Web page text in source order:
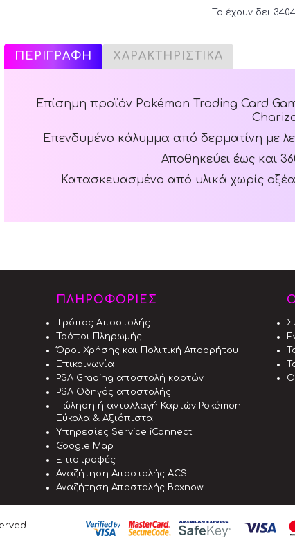
Το έχουν δει
ΠΕΡΙΓΡΑΦΗ ΧΑΡΑΚΤΗΡΙΣΤΙΚΑ
Επίσημη προϊόν Pokémon Trading Card
Επενδυμένο κάλυμμα από δερματίνη με
Αποθηκεύει έως και
Κατασκευασμένο από υλικά χωρίς
ΠΛΗΡΟΦΟΡΙΕΣ
Tρόπος Aποστολής
Τρόποι Πληρωμής
Όροι Χρήσης και Πολιτική Απορρήτου
Επικοινωνία
PSA Grading αποστολή καρτών
PSA Οδηγός αποστολής
Πώληση ή ανταλλαγή Καρτών Pokémon
Εύκολα & Αξιόπιστα
Υπηρεσίες Service iConnect
Google Map
Επιστροφές
Αναζήτηση Αποστολής ACS
Αναζήτηση Αποστολής Boxnow
Ο